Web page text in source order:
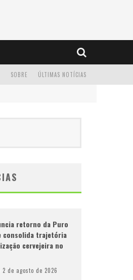
ÚLTIMAS NOTÍCIAS
SOBRE
retorno da Puro
consolida trajetória
cervejeira no
2 de agosto de 2026